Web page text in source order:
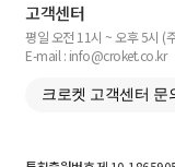
고객센터
평일 오전 11시 ~ 오후 5시 (
E-mail : info@croket.co.kr
크로켓 고객센터 문